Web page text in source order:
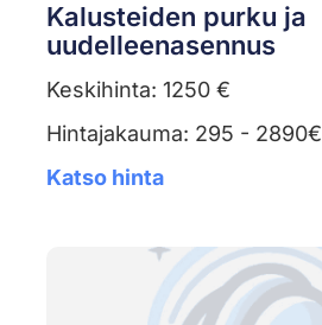
Kalusteiden purku ja
uudelleenasennus
Keskihinta: 1250 €
Hintajakauma: 295 - 2890€
Katso hinta